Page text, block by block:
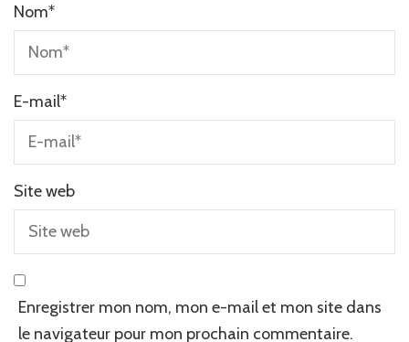
Nom*
E-mail*
Site web
Enregistrer mon nom, mon e-mail et mon site dans
le navigateur pour mon prochain commentaire.